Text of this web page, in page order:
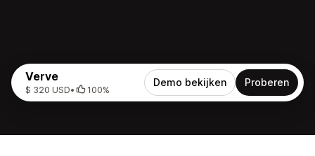
Verve
$ 320 USD• 100%
Demo bekijken Proberen